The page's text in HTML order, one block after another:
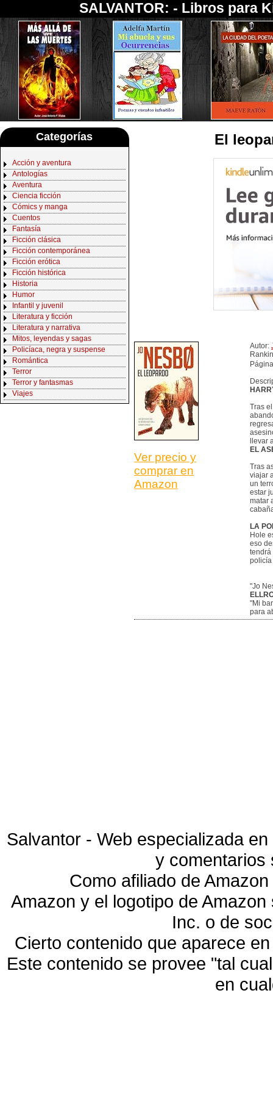
SALVANTOR: - Libros para
Categorías
Acción y aventura
Antologías
Aventura
Ciencia ficción
Cómics y manga
Cuentos
Fantasía
Ficción clásica
Ficción contemporánea
Ficción erótica
Ficción histórica
Historia
Humor
Infantil y juvenil
Literatura y ficción
Literatura y narrativa
Mitos, leyendas y sagas
Policíaca, negra y suspense
Romántica
Terror
Terror y fantasmas
Viajes
El
Ver precio y
comprar en
Amazon
Autor:
Tras
llevar
EL
Tras
viajar
un
estar
matar
LA
Hole
eso
tendrá
policía
"Jo
"Mi
para
Salvantor - Web especializada
y
Como afiliado de
Amazon y el logotipo de
Inc. o de
Cierto contenido que aparece
Este contenido se provee "tal
en